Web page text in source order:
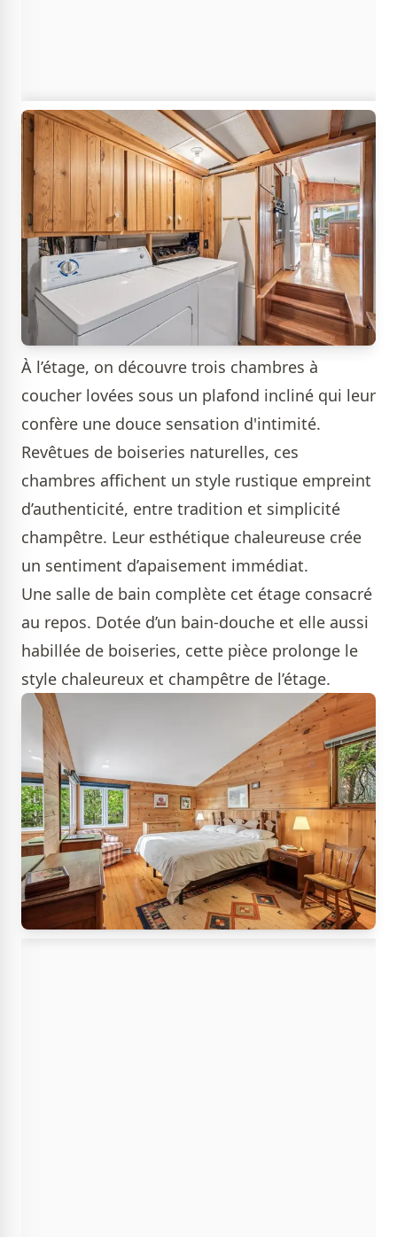
À l’étage, on découvre trois chambres à
coucher lovées sous un plafond incliné qui leur
confère une douce sensation d'intimité.
Revêtues de boiseries naturelles, ces
chambres affichent un style rustique empreint
d’authenticité, entre tradition et simplicité
champêtre. Leur esthétique chaleureuse crée
un sentiment d’apaisement immédiat.
Une salle de bain complète cet étage consacré
au repos. Dotée d’un bain-douche et elle aussi
habillée de boiseries, cette pièce prolonge le
style chaleureux et champêtre de l’étage.